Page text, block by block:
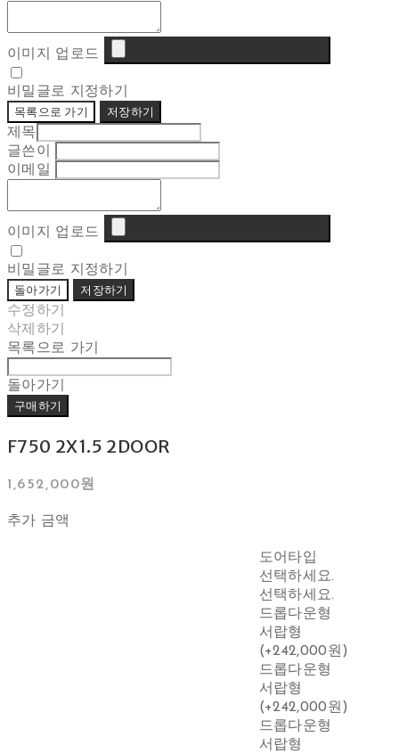
이미지 업로드
비밀글로 지정하기
목록으로 가기 저장하기
제목
글쓴이
이메일
이미지 업로드
비밀글로 지정하기
돌아가기 저장하기
수정하기
삭제하기
목록으로 가기
돌아가기
구매하기
F750 2X1.5 2DOOR
1,652,000원
추가 금액
도어타입
선택하세요.
선택하세요.
드롭다운형
서랍형
(+242,000원)
드롭다운형
서랍형
(+242,000원)
드롭다운형
서랍형